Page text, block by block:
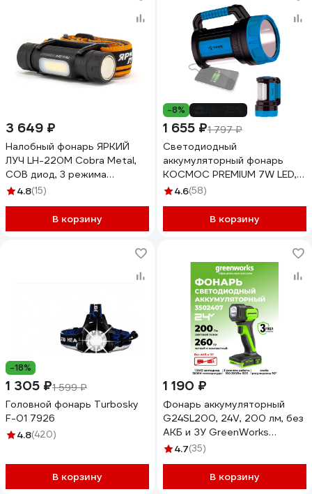
3 649 ₽
Налобный фонарь ЯРКИЙ
ЛУЧ LH-220М Cobra Мetal,
COB диод, 3 режима
220/110/55лм, магнит, Li-ion
4.8(15)
В корзину
-8%
1 655 ₽1 797 ₽
Светодиодный
аккумуляторный фонарь
КОСМОС PREMIUM 7W LED,
зарядка 220V/12V,
4.6(58)
В корзину
-18%
1 305 ₽1 599 ₽
Головной фонарь Turbosky
F-01 7926
4.8(420)
В корзину
1 190 ₽
Фонарь аккумуляторный
G24SL200, 24V, 200 лм, без
АКБ и ЗУ GreenWorks
3502407
4.7(35)
В корзину